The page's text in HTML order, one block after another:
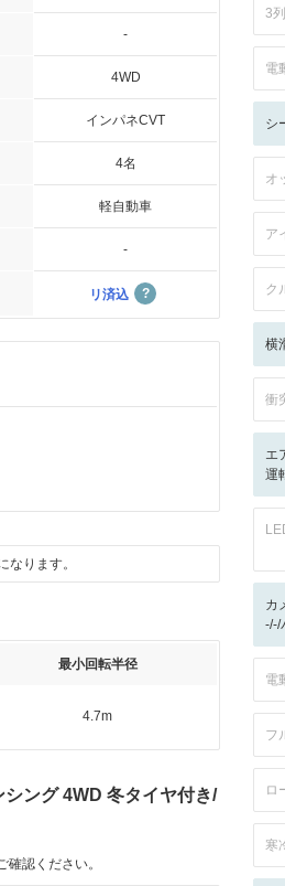
-
4WD
インパネCVT
4名
軽自動車
-
リ済込
ります。
最小回転半径
4.7m
ング 4WD 冬タイヤ付き/
認ください。
3
電
シ
オ
ア
ク
横
衝
エ
運
カ
-/-/
電
フ
ロ
寒